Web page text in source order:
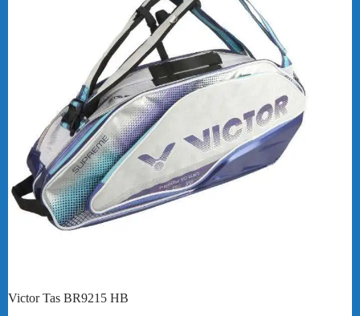
Victor Tas BR9215 HB